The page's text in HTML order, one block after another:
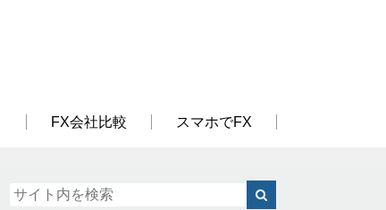
FX会社比較 スマホでFX